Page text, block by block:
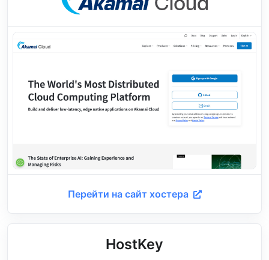
Перейти на сайт хостера
HostKey